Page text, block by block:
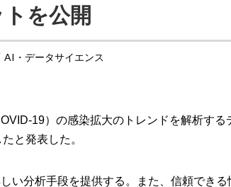
を公開
AI・データサイエンス
19）の感染拡大のトレンドを解析する
と発表した。
い分析手段を提供する。また、信頼でき